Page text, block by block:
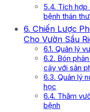
5.4. Tích
bệnh thán
6. Chiến Lược
Cho Vườn Sầu
6.1. Quản lý
6.2. Bón
cây với sản
6.3. Quản lý
học
6.4. Thăm
bệnh